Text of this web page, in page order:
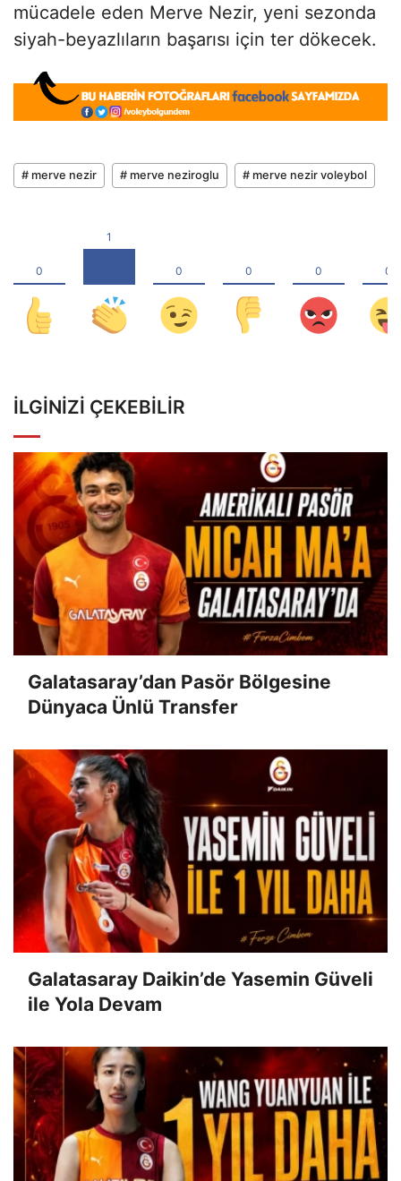
mücadele eden Merve Nezir, yeni sezonda
siyah-beyazlıların başarısı için ter dökecek.
# merve nezir # merve neziroglu # merve nezir voleybol
İLGINIZI ÇEKEBILIR
Galatasaray’dan Pasör Bölgesine
Dünyaca Ünlü Transfer
Galatasaray Daikin’de Yasemin Güveli
ile Yola Devam